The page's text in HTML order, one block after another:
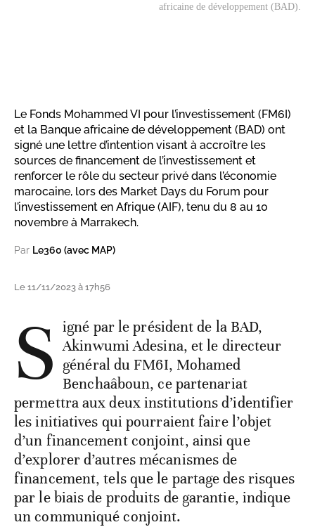
africaine de développement (BAD).
Le Fonds Mohammed VI pour l’investissement (FM6I)
et la Banque africaine de développement (BAD) ont
signé une lettre d’intention visant à accroître les
sources de financement de l’investissement et
renforcer le rôle du secteur privé dans l’économie
marocaine, lors des Market Days du Forum pour
l’investissement en Afrique (AIF), tenu du 8 au 10
novembre à Marrakech.
Par Le360 (avec MAP)
Le 11/11/2023 à 17h56
S igné par le président de la BAD,
Akinwumi Adesina, et le directeur
général du FM6I, Mohamed
Benchaâboun, ce partenariat
permettra aux deux institutions d’identifier
les initiatives qui pourraient faire l’objet
d’un financement conjoint, ainsi que
d’explorer d’autres mécanismes de
financement, tels que le partage des risques
par le biais de produits de garantie, indique
un communiqué conjoint.